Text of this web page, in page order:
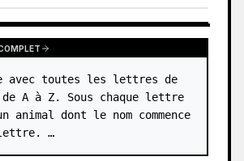
avec toutes les lettres de
A à Z. Sous chaque lettre
animal dont le nom commence
…